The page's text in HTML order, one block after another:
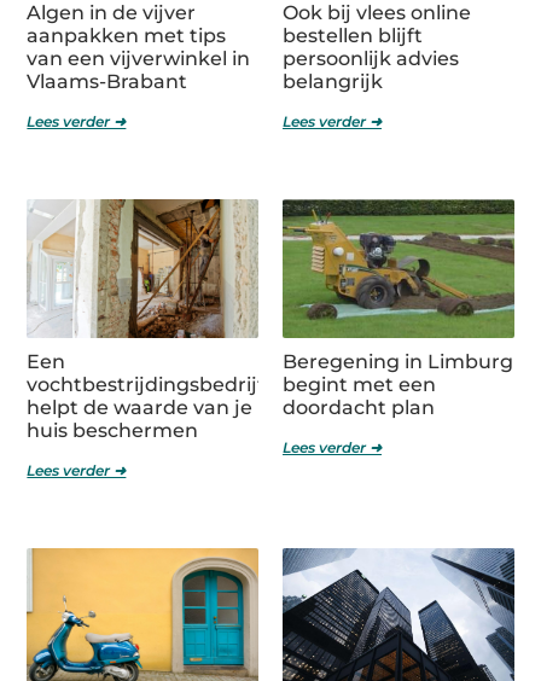
Algen in de vijver
aanpakken met tips
van een vijverwinkel in
Vlaams-Brabant
Lees verder ➜
Ook bij vlees online
bestellen blijft
persoonlijk advies
belangrijk
Lees verder ➜
Een
vochtbestrijdingsbedrijf
helpt de waarde van je
huis beschermen
Lees verder ➜
Beregening in Limburg
begint met een
doordacht plan
Lees verder ➜